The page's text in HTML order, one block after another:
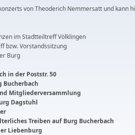
von Theoderich Nemmersatt und kann
im Stadtteiltreff Völklingen
bzw. Vorstandssitzung
Burg
in der Poststr. 50
Bucherbach
Mitgliederversammlung
Dagstuhl
Treiben auf Burg Bucherbach
Liebenburg